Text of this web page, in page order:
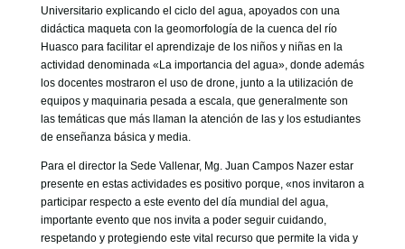
Universitario explicando el ciclo del agua, apoyados con una
didáctica maqueta con la geomorfología de la cuenca del río
Huasco para facilitar el aprendizaje de los niños y niñas en la
actividad denominada «La importancia del agua», donde además
los docentes mostraron el uso de drone, junto a la utilización de
equipos y maquinaria pesada a escala, que generalmente son
las temáticas que más llaman la atención de las y los estudiantes
de enseñanza básica y media.
Para el director la Sede Vallenar, Mg. Juan Campos Nazer estar
presente en estas actividades es positivo porque, «nos invitaron a
participar respecto a este evento del día mundial del agua,
importante evento que nos invita a poder seguir cuidando,
respetando y protegiendo este vital recurso que permite la vida y